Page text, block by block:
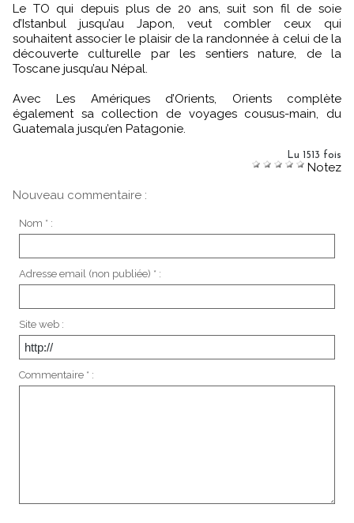
Le TO qui depuis plus de 20 ans, suit son fil de soie
d’Istanbul jusqu’au Japon, veut combler ceux qui
souhaitent associer le plaisir de la randonnée à celui de la
découverte culturelle par les sentiers nature, de la
Toscane jusqu’au Népal.
Avec Les Amériques d’Orients, Orients complète
également sa collection de voyages cousus-main, du
Guatemala jusqu’en Patagonie.
Lu 1513 fois
Notez
Nouveau commentaire :
Nom * :
Adresse email (non publiée) * :
Site web :
Commentaire * :